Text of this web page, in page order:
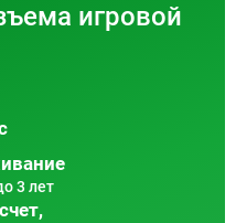
игровой
3 лет